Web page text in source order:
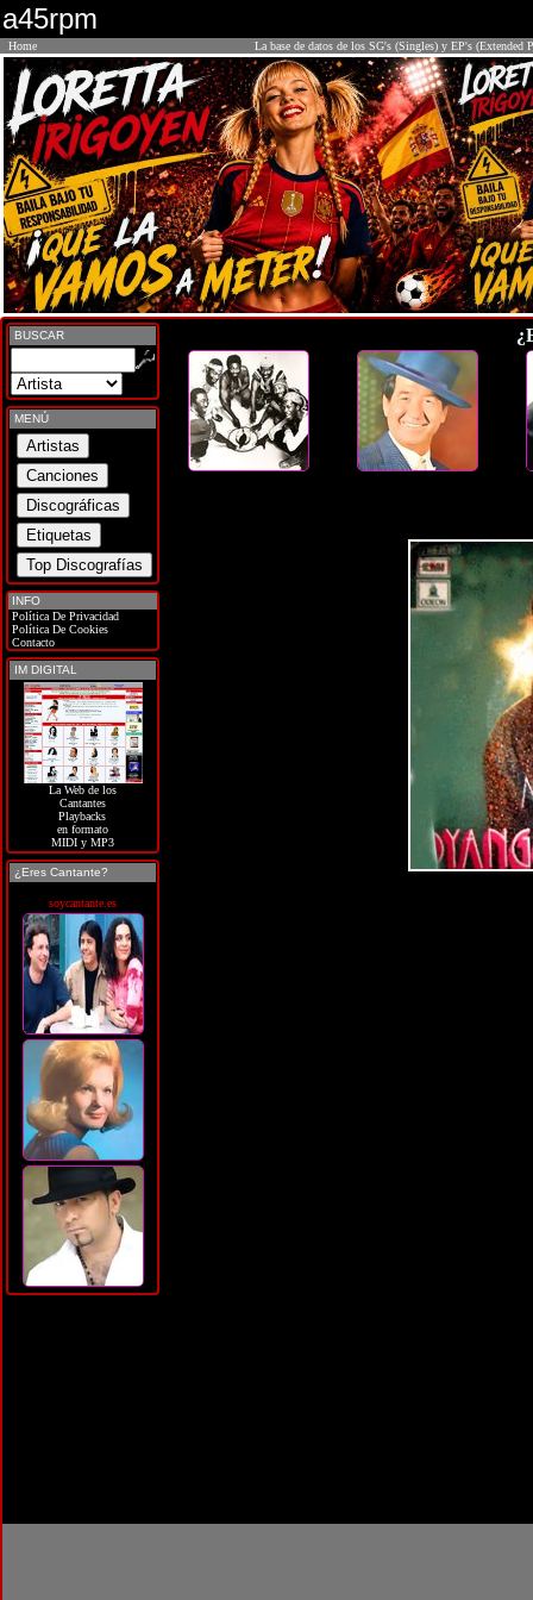
a45rpm
Home La base de datos de los SG's (Singles) y EP's (Extended
BUSCAR
MENÚ
INFO
Política De Privacidad
Política De Cookies
Contacto
IM DIGITAL
La Web de los
Cantantes
Playbacks
en formato
MIDI y MP3
¿Eres Cantante?
soycantante.es